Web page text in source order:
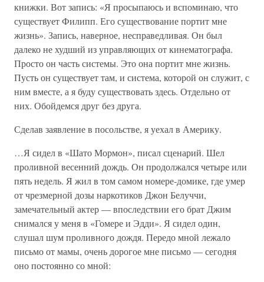
книжки. Вот запись: «Я просыпаюсь и вспоминаю, что
существует Филипп. Его существование портит мне
жизнь». Запись, наверное, несправедливая. Он был
далеко не худший из управляющих от кинематографа.
Просто он часть системы. Это она портит мне жизнь.
Пусть он существует там, и система, которой он служит, с
ним вместе, а я буду существовать здесь. Отдельно от
них. Обойдемся друг без друга.
Сделав заявление в посольстве, я уехал в Америку.
…Я сидел в «Шато Мормон», писал сценарий. Шел
проливной весенний дождь. Он продолжался четыре или
пять недель. Я жил в том самом номере-домике, где умер
от чрезмерной дозы наркотиков Джон Белуччи,
замечательный актер — впоследствии его брат Джим
снимался у меня в «Гомере и Эдди». Я сидел один,
слушал шум проливного дождя. Передо мной лежало
письмо от мамы, очень дорогое мне письмо — сегодня
оно постоянно со мной: